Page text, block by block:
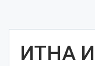
ИТНА